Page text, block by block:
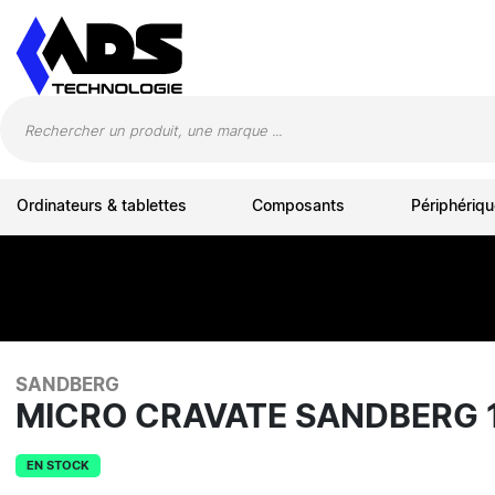
Ordinateurs & tablettes Composants
SANDBERG
MICRO CRAVATE
EN STOCK